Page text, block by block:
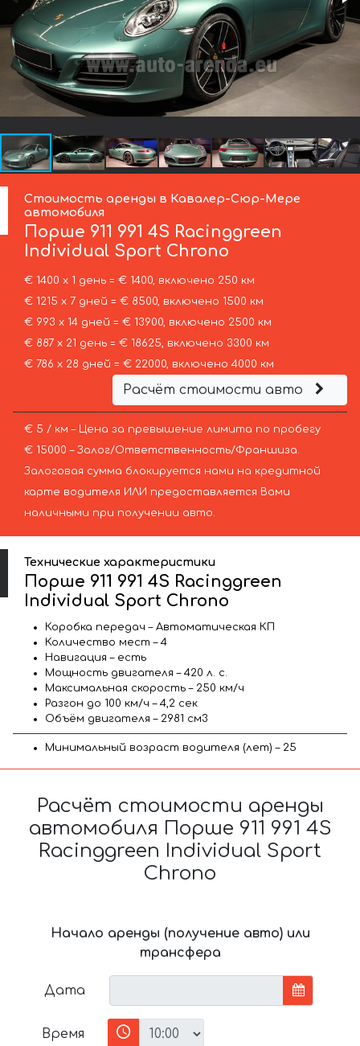
Стоимость аренды в Кавалер-Сюр-Мере
автомобиля
Порше 911 991 4S Racinggreen
Individual Sport Chrono
€ 1400 х 1 день = € 1400, включено 250 км
€ 1215 х 7 дней = € 8500, включено 1500 км
€ 993 х 14 дней = € 13900, включено 2500 км
€ 887 х 21 день = € 18625, включено 3300 км
€ 786 х 28 дней = € 22000, включено 4000 км
Расчёт стоимости авто
€ 5 / км – Цена за превышение лимита по пробегу
€ 15000 – Залог/Ответственность/Франшиза.
Залоговая сумма блокируется нами на кредитной
карте водителя ИЛИ предоставляется Вами
наличными при получении авто.
Технические характеристики
Порше 911 991 4S Racinggreen
Individual Sport Chrono
Коробка передач – Автоматическая КП
Количество мест – 4
Навигация – есть
Мощность двигателя – 420 л. с.
Максимальная скорость – 250 км/ч
Разгон до 100 км/ч – 4,2 сек
Объём двигателя – 2981 см3
Минимальный возраст водителя (лет) – 25
Расчёт стоимости аренды
автомобиля Порше 911 991 4S
Racinggreen Individual Sport
Chrono
Начало аренды (получение авто) или
трансфера
Дата
Время